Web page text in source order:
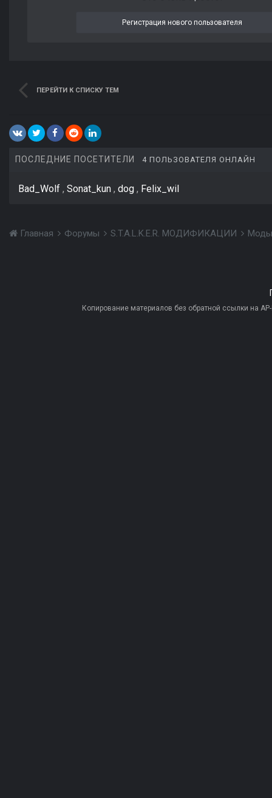
Регистрация нового пользователя
ПЕРЕЙТИ К СПИСКУ ТЕМ
ПОСЛЕДНИЕ ПОСЕТИТЕЛИ 4 ПОЛЬЗОВАТЕЛЯ ОНЛАЙН
Bad_Wolf Sonat_kun dog Felix_wil
Главная Форумы S.T.A.L.K.E.R. МОДИФИКАЦИИ
Копирование материалов без обратной ссылки на